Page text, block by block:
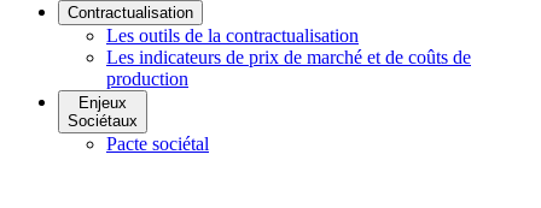
Contractualisation
Les outils de la contractualisation
Les indicateurs de prix de marché et de coûts de
production
Enjeux
Sociétaux
Pacte sociétal